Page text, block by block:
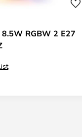
RGBW 2 E27